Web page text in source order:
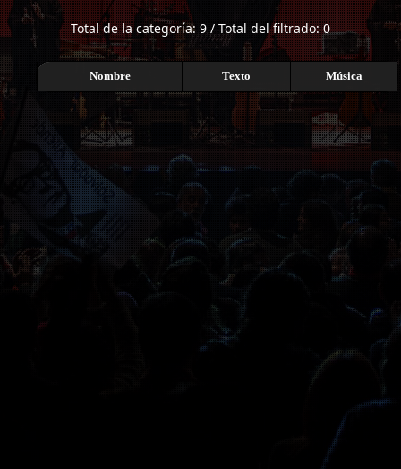
Total de la categoría: 9 / Total del filtrado: 0
Nombre Texto Música